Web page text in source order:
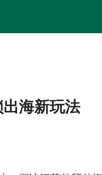
出海新玩法